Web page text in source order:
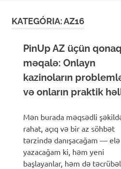
content
KATEGÓRIA:AZ16
PinUp AZ üçün qonaq
məqalə: Onlayn
kazinoların
və onların praktik
Mən burada məqsədli
rahat, açıq və bir az söhbət
tərzində danışacağam — elə
yazacağam ki, həm yeni
başlayanlar, həm də